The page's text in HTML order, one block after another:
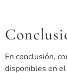
En conclusión,
disponibles en